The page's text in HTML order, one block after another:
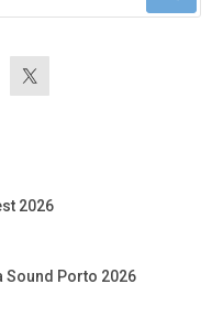
2026
Sound Porto 2026